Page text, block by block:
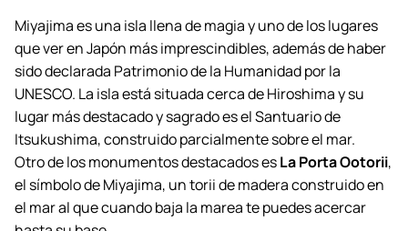
Miyajima es una isla llena de magia y uno de los lugares
que ver en Japón más imprescindibles, además de haber
sido declarada Patrimonio de la Humanidad por la
UNESCO. La isla está situada cerca de Hiroshima y su
lugar más destacado y sagrado es el Santuario de
Itsukushima, construido parcialmente sobre el mar.
Otro de los monumentos destacados esLa Porta Ootorii,
el símbolo de Miyajima, un torii de madera construido en
el mar al que cuando baja la marea te puedes acercar